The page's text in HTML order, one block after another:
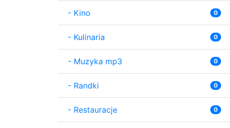
- Kino 0
- Kulinaria 0
- Muzyka mp3 0
- Randki 0
- Restauracje 0